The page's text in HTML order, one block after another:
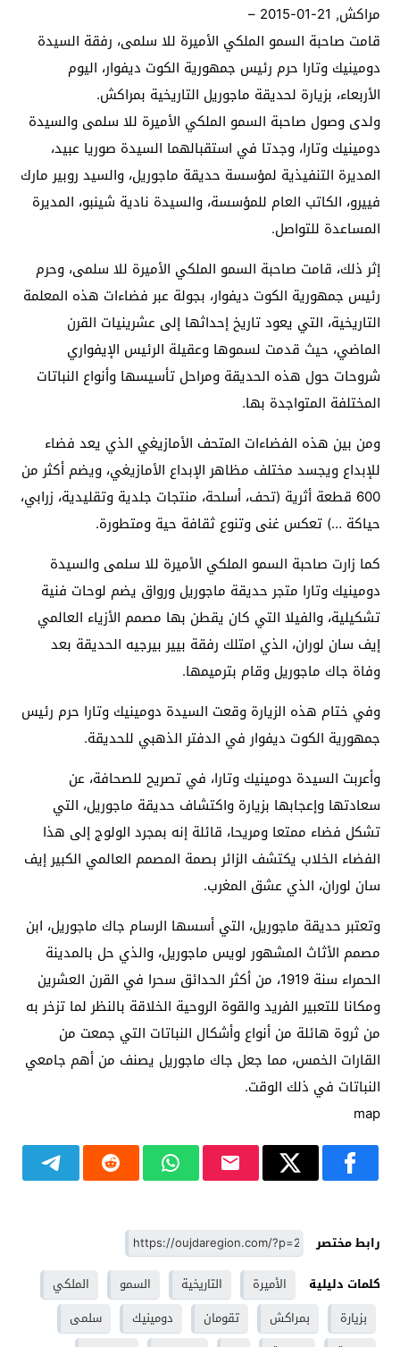
مراكش, 21-01-2015 –
قامت صاحبة السمو الملكي الأميرة للا سلمى، رفقة السيدة
دومينيك وتارا حرم رئيس جمهورية الكوت ديفوار، اليوم
الأربعاء، بزيارة لحديقة ماجوريل التاريخية بمراكش.
ولدى وصول صاحبة السمو الملكي الأميرة للا سلمى والسيدة
دومينيك وتارا، وجدتا في استقبالهما السيدة صوريا عبيد،
المديرة التنفيذية لمؤسسة حديقة ماجوريل، والسيد روبير مارك
فييرو، الكاتب العام للمؤسسة، والسيدة نادية شينبو، المديرة
المساعدة للتواصل.
إثر ذلك، قامت صاحبة السمو الملكي الأميرة للا سلمى، وحرم
رئيس جمهورية الكوت ديفوار، بجولة عبر فضاءات هذه المعلمة
التاريخية، التي يعود تاريخ إحداثها إلى عشرينيات القرن
الماضي، حيث قدمت لسموها وعقيلة الرئيس الإيفواري
شروحات حول هذه الحديقة ومراحل تأسيسها وأنواع النباتات
المختلفة المتواجدة بها.
ومن بين هذه الفضاءات المتحف الأمازيغي الذي يعد فضاء
للإبداع ويجسد مختلف مظاهر الإبداع الأمازيغي، ويضم أكثر من
600 قطعة أثرية (تحف، أسلحة، منتجات جلدية وتقليدية، زرابي،
حياكة …) تعكس غنى وتنوع ثقافة حية ومتطورة.
كما زارت صاحبة السمو الملكي الأميرة للا سلمى والسيدة
دومينيك وتارا متجر حديقة ماجوريل ورواق يضم لوحات فنية
تشكيلية، والفيلا التي كان يقطن بها مصمم الأزياء العالمي
إيف سان لوران، الذي امتلك رفقة بيير بيرجيه الحديقة بعد
وفاة جاك ماجوريل وقام بترميمها.
وفي ختام هذه الزيارة وقعت السيدة دومينيك وتارا حرم رئيس
جمهورية الكوت ديفوار في الدفتر الذهبي للحديقة.
وأعربت السيدة دومينيك وتارا، في تصريح للصحافة، عن
سعادتها وإعجابها بزيارة واكتشاف حديقة ماجوريل، التي
تشكل فضاء ممتعا ومريحا، قائلة إنه بمجرد الولوج إلى هذا
الفضاء الخلاب يكتشف الزائر بصمة المصمم العالمي الكبير إيف
سان لوران، الذي عشق المغرب.
وتعتبر حديقة ماجوريل، التي أسسها الرسام جاك ماجوريل، ابن
مصمم الأثاث المشهور لويس ماجوريل، والذي حل بالمدينة
الحمراء سنة 1919، من أكثر الحدائق سحرا في القرن العشرين
ومكانا للتعبير الفريد والقوة الروحية الخلاقة بالنظر لما تزخر به
من ثروة هائلة من أنواع وأشكال النباتات التي جمعت من
القارات الخمس، مما جعل جاك ماجوريل يصنف من أهم جامعي
النباتات في ذلك الوقت.
map
رابط مختصر
كلمات دليلية
الأميرة التاريخية السمو
الملكي
بزيارة
بمراكش تقومان دومينيك
سلمى